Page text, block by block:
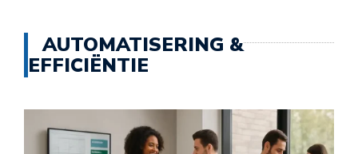
AUTOMATISERING &
EFFICIËNTIE